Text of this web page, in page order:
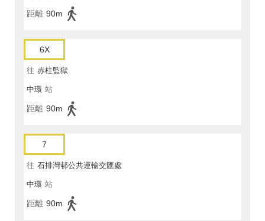
距離 90m
6X
往 赤柱監獄
中環 站
距離 90m
7
往 石排灣邨公共運輸交匯處
中環 站
距離 90m